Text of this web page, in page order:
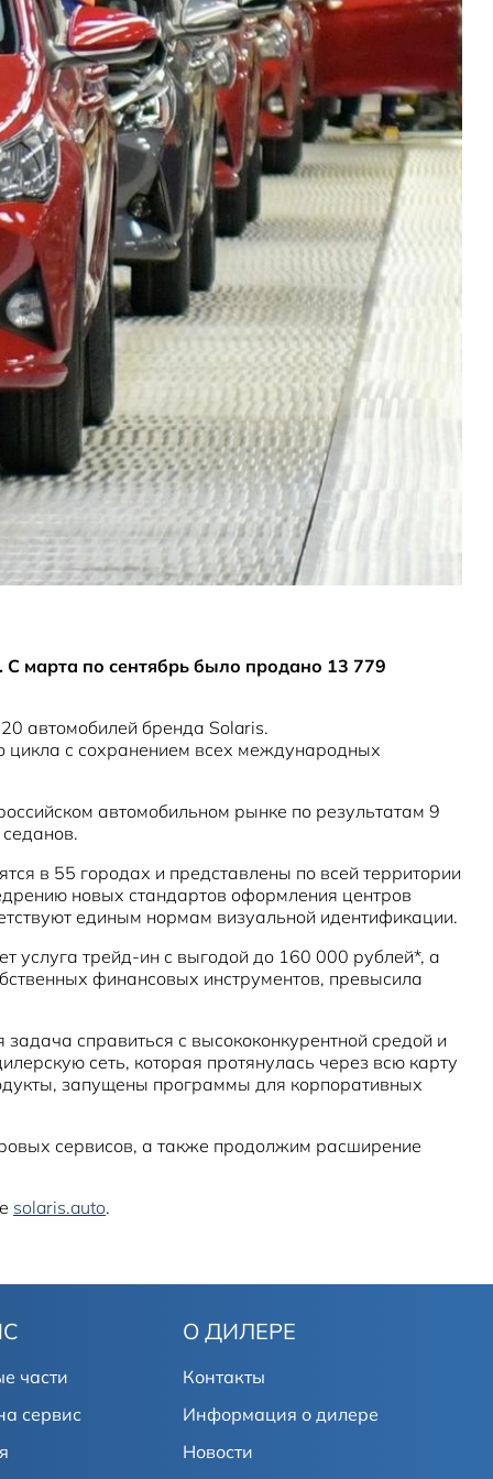
марта по сентябрь было продано 13 779
автомобилей бренда Solaris.
цикла с сохранением всех международных
автомобильном рынке по результатам 9
в 55 городах и представлены по всей территории
новых стандартов оформления центров
единым нормам визуальной идентификации.
услуга трейд-ин с выгодой до 160 000 рублей*, а
финансовых инструментов, превысила
справиться с высококонкурентной средой и
сеть, которая протянулась через всю карту
запущены программы для корпоративных
сервисов, а также продолжим расширение
solaris.auto.
части
сервис
О ДИЛЕРЕ
Контакты
Информация о дилере
Новости